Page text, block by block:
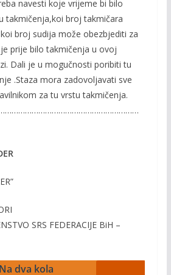
navesti koje vrijeme bi bilo
takmičenja,koi broj takmičara
broj sudija može obezbjediti za
prije bilo takmičenja u ovoj
Dali je u mogučnosti poribiti tu
.Staza mora zadovoljavati sve
za tu vrstu takmičenja.
SRS FEDERACIJE BiH –
Na dva kola